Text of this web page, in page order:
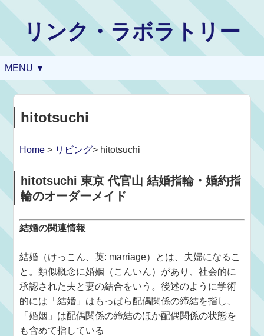
リンク・ラボラトリー
MENU ▼
hitotsuchi
Home > リビング> hitotsuchi
hitotsuchi 東京 代官山 結婚指輪・婚約指
輪のオーダーメイド
結婚の関連情報
結婚（けっこん、英: marriage）とは、夫婦になるこ
と。類似概念に婚姻（こんいん）があり、社会的に
承認された夫と妻の結合をいう。後述のように学術
的には「結婚」はもっぱら配偶関係の締結を指し、
「婚姻」は配偶関係の締結のほか配偶関係の状態を
も含めて指している